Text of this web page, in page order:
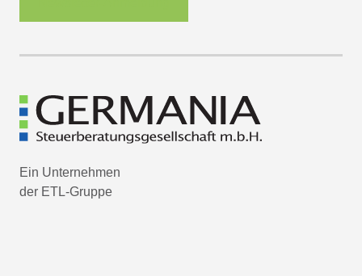
Ein Unternehmen
der ETL-Gruppe